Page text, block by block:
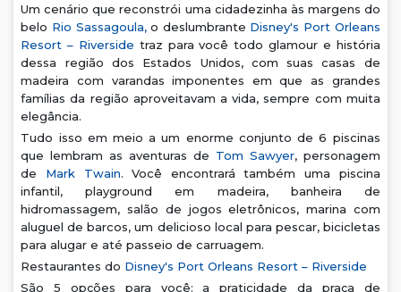
Um cenário que reconstrói uma cidadezinha às margens do
belo Rio Sassagoula,o deslumbrante Disney's Port Orleans
Resort – Riverside traz para você todo glamour e história
dessa região dos Estados Unidos, com suas casas de
madeira com varandas imponentes em que as grandes
famílias da região aproveitavam a vida, sempre com muita
elegância.
Tudo isso em meio a um enorme conjunto de 6 piscinas
que lembram as aventuras de Tom Sawyer, personagem
de Mark Twain. Você encontrará também uma piscina
infantil, playground em madeira, banheira de
hidromassagem, salão de jogos eletrônicos, marina com
aluguel de barcos, um delicioso local para pescar, bicicletas
para alugar e até passeio de carruagem.
Restaurantes do Disney's Port Orleans Resort – Riverside
São 5 opções para você: a praticidade da praça de